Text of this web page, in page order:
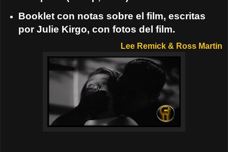
Booklet con notas sobre el film, escritas
por Julie Kirgo, con fotos del film.
Lee Remick & Ross Martin